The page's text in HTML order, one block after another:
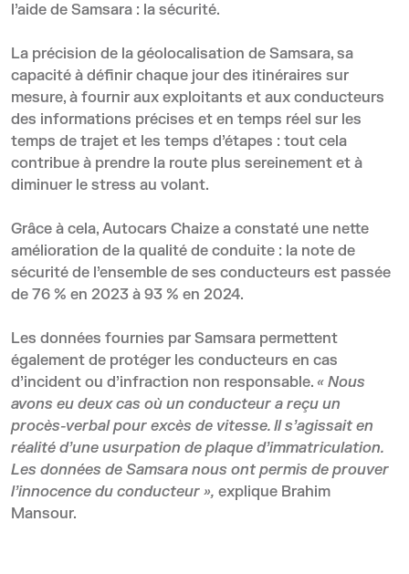
l’aide de Samsara : la sécurité.
La précision de la géolocalisation de Samsara, sa
capacité à définir chaque jour des itinéraires sur
mesure, à fournir aux exploitants et aux conducteurs
des informations précises et en temps réel sur les
temps de trajet et les temps d’étapes : tout cela
contribue à prendre la route plus sereinement et à
diminuer le stress au volant.
Grâce à cela, Autocars Chaize a constaté une nette
amélioration de la qualité de conduite : la note de
sécurité de l’ensemble de ses conducteurs est passée
de 76 % en 2023 à 93 % en 2024.
Les données fournies par Samsara permettent
également de protéger les conducteurs en cas
d’incident ou d’infraction non responsable. « Nous
avons eu deux cas où un conducteur a reçu un
procès-verbal pour excès de vitesse. Il s’agissait en
réalité d’une usurpation de plaque d’immatriculation.
Les données de Samsara nous ont permis de prouver
l’innocence du conducteur », explique Brahim
Mansour.